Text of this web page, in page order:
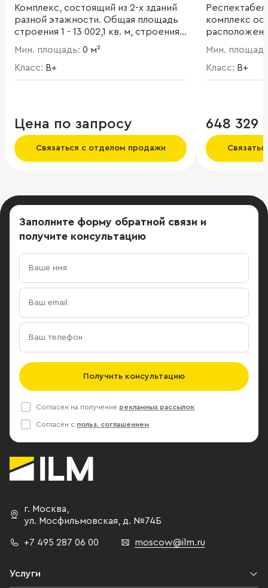
Комплекс, состоящий из 2-х зданий
разной этажности. Общая площадь
строения 1 - 13 002,1 кв. м, строения
3 - 578,1 кв. м.
Мин. площадь: 0 м²
Класс: B+
Цена по запросу
Связаться с отделом продажи
комплекс
острове
как жилые,
помещения.
площадью
Раушскую
Кремля.
Мин.
Класс: B+
648 329
Заполните форму обратной связи и
получите консультацию
Получить консультацию
Согласен на получение рекламных рассылок
Согласен с польз. соглашением
г. Москва,
ул. Мосфильмовская, д. №74Б
+7 495 287 06 00 moscow@ilm.ru
Услуги